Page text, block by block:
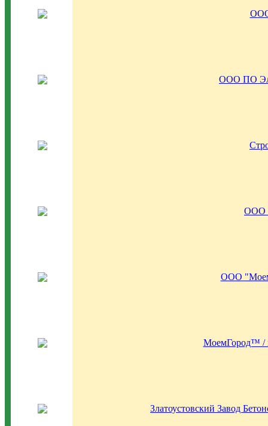
ООО ПО
ООО
ООО
МоемГород™ /
Златоустовский Завод